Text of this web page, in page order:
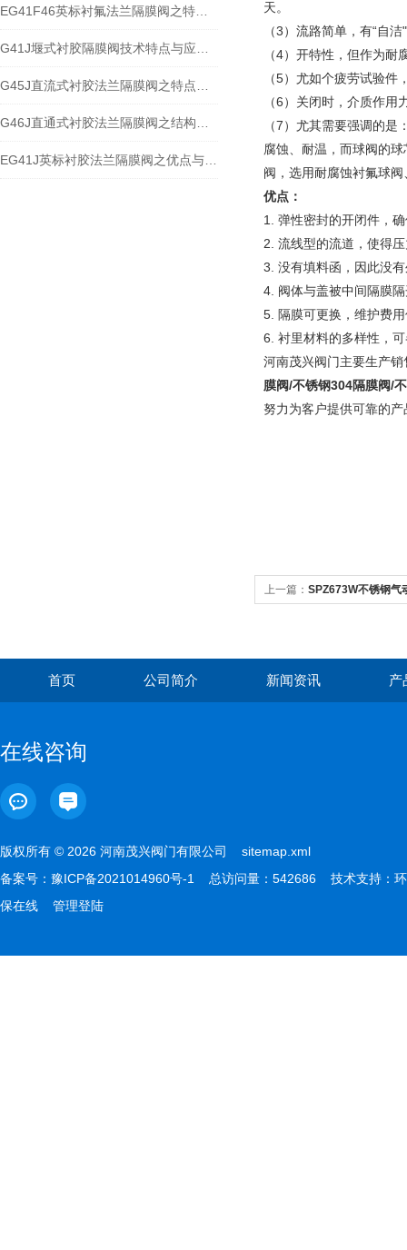
天。
（3）流路简单，有“自
（4）开特性，但作为
（5）尤如个疲劳试验
（6）关闭时，介质作
（7）尤其需要强调的
腐蚀、耐温，而球阀的
阀，选用耐腐蚀衬氟球
优点：
1. 弹性密封的开闭件，
2. 流线型的流道，使得
3. 没有填料函，因此没
4. 阀体与盖被中间隔膜
5. 隔膜可更换，维护费
6. 衬里材料的多样性，
河南茂兴阀门主要生产销
膜阀/不锈钢304隔膜阀/
努力为客户提供可靠的
上一篇： SPZ673W不锈钢气
首页 公司简介 新闻资讯 产
在线咨询
版权所有 © 2026 河南茂兴阀门有限公司 sitemap.xml
备案号： 豫ICP备2021014960号-1 总访问量：542686 技术支持： 环
保在线
管理登陆